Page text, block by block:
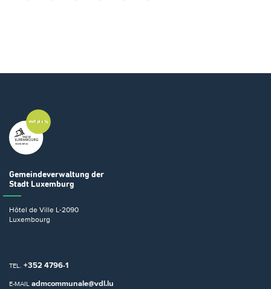
Gemeindeverwaltung der
Stadt Luxemburg
Hôtel de Ville L-2090
Luxembourg
TEL. +352 4796-1
E-MAIL admcommunale@vdl.lu